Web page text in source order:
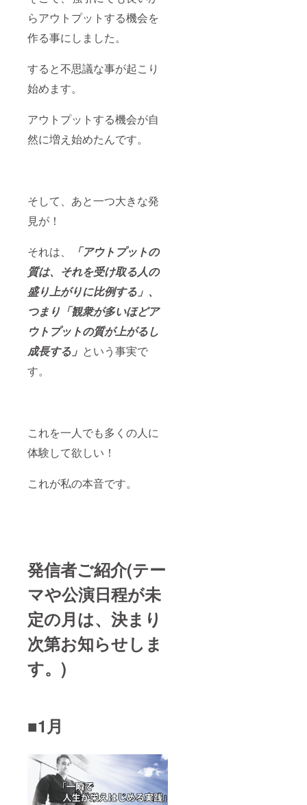
らアウトプットする機会を
作る事にしました。
すると不思議な事が起こり
始めます。
アウトプットする機会が自
然に増え始めたんです。
そして、あと一つ大きな発
見が！
それは、
「アウトプットの
質は、それを受け取る人の
盛り上がりに比例する」、
つまり「観衆が多いほどア
ウトプットの質が上がるし
成長する」 という事実で
す。
これを一人でも多くの人に
体験して欲しい！
これが私の本音です。
発信者ご紹介(テー
マや公演日程が未
定の月は、決まり
次第お知らせしま
す。)
■1月